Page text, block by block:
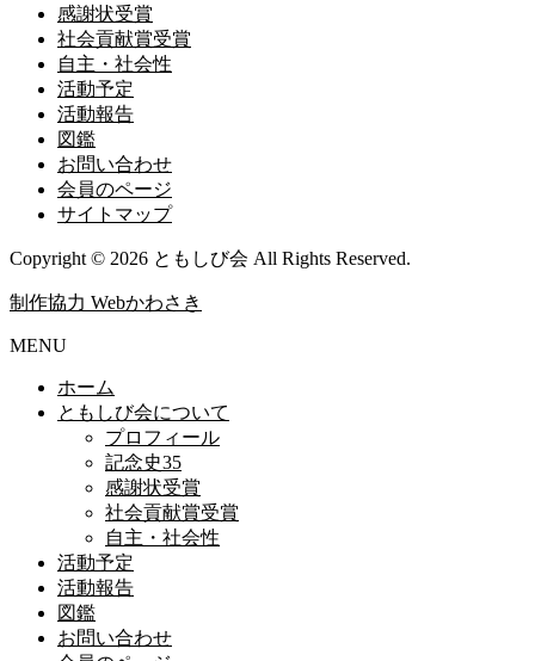
感謝状受賞
社会貢献賞受賞
自主・社会性
活動予定
活動報告
図鑑
お問い合わせ
会員のページ
サイトマップ
Copyright © 2026 ともしび会 All Rights Reserved.
制作協力 Webかわさき
MENU
ホーム
ともしび会について
プロフィール
記念史35
感謝状受賞
社会貢献賞受賞
自主・社会性
活動予定
活動報告
図鑑
お問い合わせ